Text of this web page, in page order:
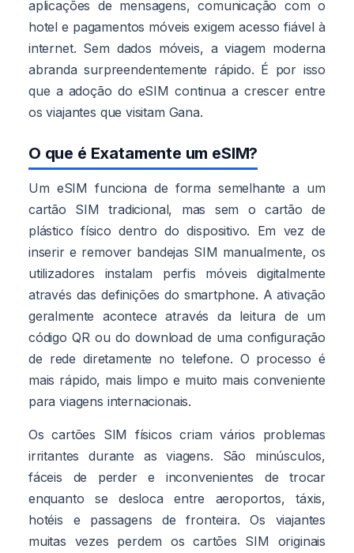
aplicações de mensagens, comunicação com o
hotel e pagamentos móveis exigem acesso fiável à
internet. Sem dados móveis, a viagem moderna
abranda surpreendentemente rápido. É por isso
que a adoção do eSIM continua a crescer entre
os viajantes que visitam Gana.
O que é Exatamente um eSIM?
Um eSIM funciona de forma semelhante a um
cartão SIM tradicional, mas sem o cartão de
plástico físico dentro do dispositivo. Em vez de
inserir e remover bandejas SIM manualmente, os
utilizadores instalam perfis móveis digitalmente
através das definições do smartphone. A ativação
geralmente acontece através da leitura de um
código QR ou do download de uma configuração
de rede diretamente no telefone. O processo é
mais rápido, mais limpo e muito mais conveniente
para viagens internacionais.
Os cartões SIM físicos criam vários problemas
irritantes durante as viagens. São minúsculos,
fáceis de perder e inconvenientes de trocar
enquanto se desloca entre aeroportos, táxis,
hotéis e passagens de fronteira. Os viajantes
muitas vezes perdem os cartões SIM originais